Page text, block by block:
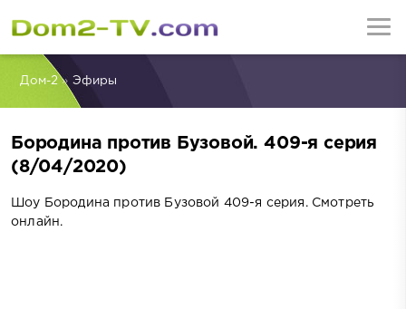
Дом-2» Эфиры
Бородина против Бузовой. 409-я серия
(8/04/2020)
Шоу Бородина против Бузовой 409-я серия. Смотреть
онлайн.